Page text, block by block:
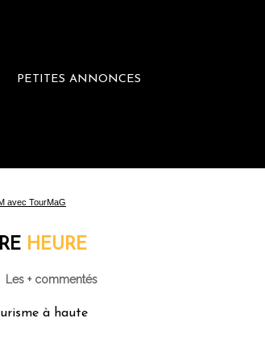
PETITES ANNONCES
HEURE
Les + commentés
à haute